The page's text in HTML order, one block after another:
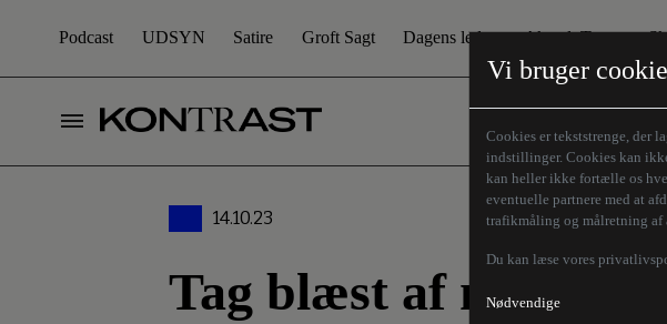
Vi bruger
Cookies er tekststrenge, der
indstillinger. Cookies kan
kan heller ikke fortælle os
eventuelle partnere med at
trafikmåling og målretning af
Du kan læse vores
Nødvendige
Podcast UDSYN Satire Groft Sagt Dagens leder Aktuelt Tema
Den borgelige
Humaniora
Store Danskere
14.10.23
Tag blæst af